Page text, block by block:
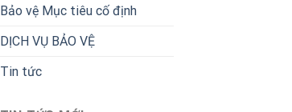
Bảo vệ Mục tiêu cố định
DỊCH VỤ BẢO VỆ
Tin tức